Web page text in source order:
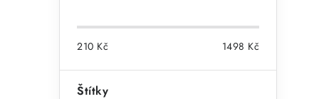
t
210 Kč 1498 Kč
Štítky